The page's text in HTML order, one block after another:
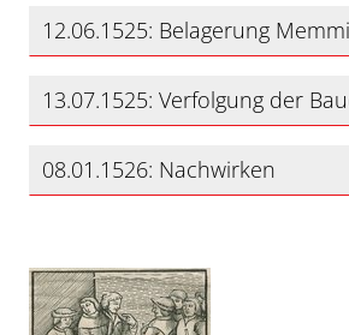
12.06.1525: Belagerung
13.07.1525: Verfolgung der
08.01.1526: Nachwirken